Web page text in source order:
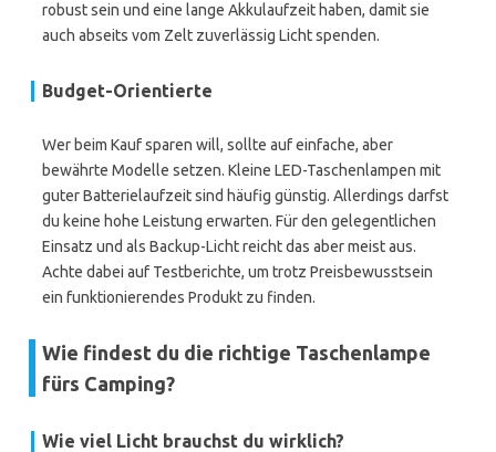
robust sein und eine lange Akkulaufzeit haben, damit sie
auch abseits vom Zelt zuverlässig Licht spenden.
Budget-Orientierte
Wer beim Kauf sparen will, sollte auf einfache, aber
bewährte Modelle setzen. Kleine LED-Taschenlampen mit
guter Batterielaufzeit sind häufig günstig. Allerdings darfst
du keine hohe Leistung erwarten. Für den gelegentlichen
Einsatz und als Backup-Licht reicht das aber meist aus.
Achte dabei auf Testberichte, um trotz Preisbewusstsein
ein funktionierendes Produkt zu finden.
Wie findest du die richtige Taschenlampe
fürs Camping?
Wie viel Licht brauchst du wirklich?